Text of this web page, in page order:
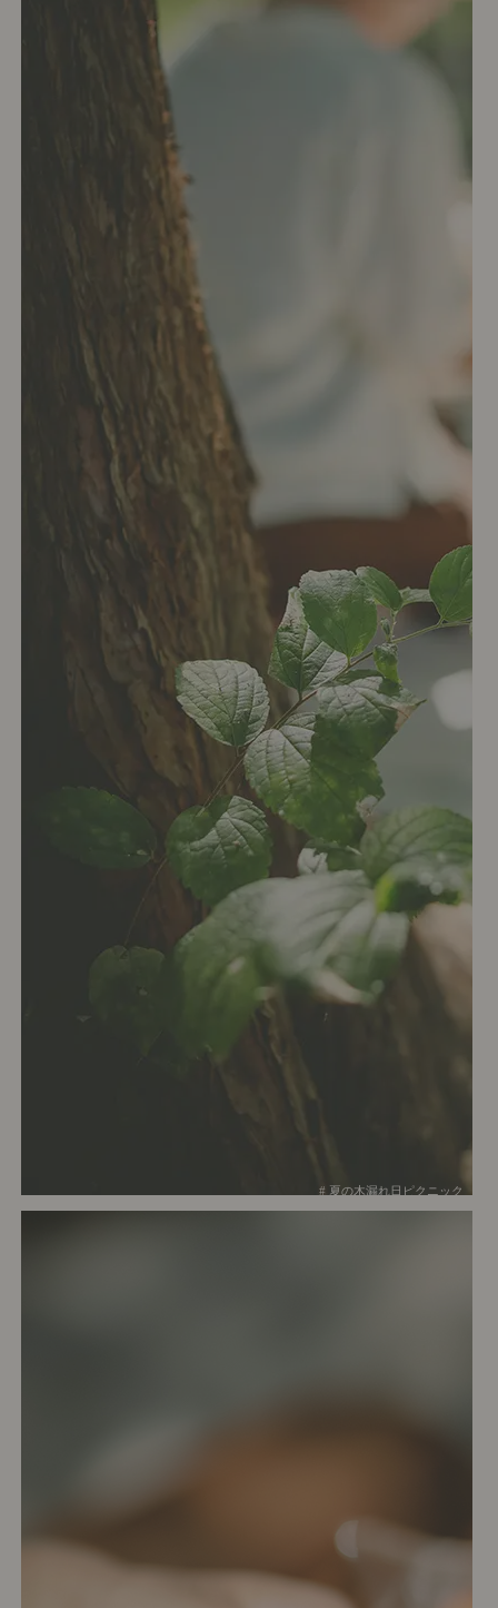
# 夏の木漏れ日ピクニック